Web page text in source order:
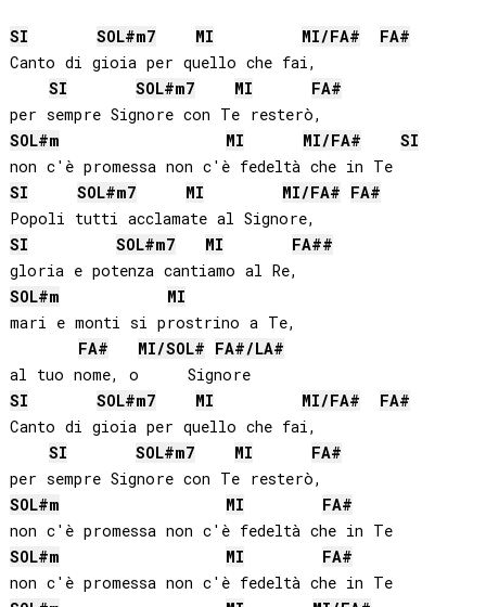
SI SOL#m7 MI MI/FA#
FA#
Canto di gioia per quello che fai,
SI
SOL#m7 MI
FA#
SOL#m MI MI/FA#
SI
non c'è promessa non c'è fedeltà che in Te
SI
SOL#m7 MI MI/FA# FA#
SI
SOL#m7 MI FA##
SOL#m
MI
mari e monti si prostrino a Te,
FA#
MI/SOL# FA#/LA#
al tuo nome, o     Signore
SI
SOL#m7 MI MI/FA#
FA#
Canto di gioia per quello che fai,
SI
SOL#m7 MI
FA#
SOL#m MI
FA#
non c'è promessa non c'è fedeltà che in Te
SOL#m MI
FA#
non c'è promessa non c'è fedeltà che in Te